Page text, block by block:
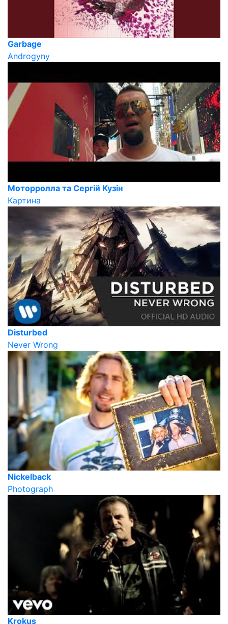
Garbage
Androgyny
Моторролла та Сергій Кузін
Картина
Disturbed
Never Wrong
Nickelback
Photograph
Krokus